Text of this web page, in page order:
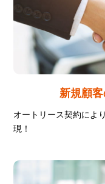
新規顧
オートリース契約により
現！